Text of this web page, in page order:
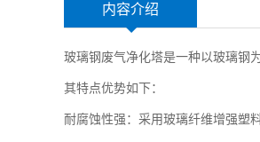
内容介绍
玻璃钢废气净化塔是一种以玻璃钢
其特点优势如下：
耐腐蚀性强：采用玻璃纤维增强塑